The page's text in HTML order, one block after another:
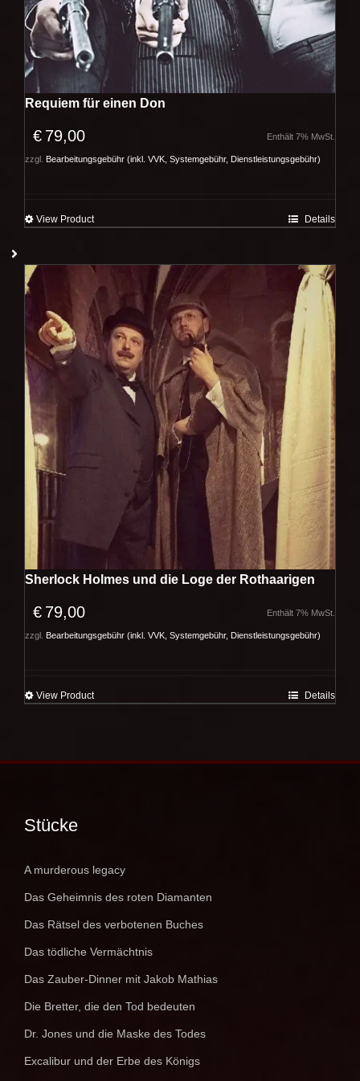
Requiem für einen Don
€ 79,00 Enthält 7% MwSt.
zzgl. Bearbeitungsgebühr (inkl. VVK, Systemgebühr, Dienstleistungsgebühr)
View Product Details
Sherlock Holmes und die Loge der Rothaarigen
€ 79,00 Enthält 7% MwSt.
zzgl. Bearbeitungsgebühr (inkl. VVK, Systemgebühr, Dienstleistungsgebühr)
View Product Details
Stücke
A murderous legacy
Das Geheimnis des roten Diamanten
Das Rätsel des verbotenen Buches
Das tödliche Vermächtnis
Das Zauber-Dinner mit Jakob Mathias
Die Bretter, die den Tod bedeuten
Dr. Jones und die Maske des Todes
Excalibur und der Erbe des Königs